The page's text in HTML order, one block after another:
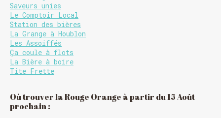
Saveurs unies
Le Comptoir Local
Station des bières
La Grange à Houblon
Les Assoiffés
Ça coule à flots
La Bière à boire
Tite Frette
Où trouver la Rouge Orange à partir du 15 Août
prochain :